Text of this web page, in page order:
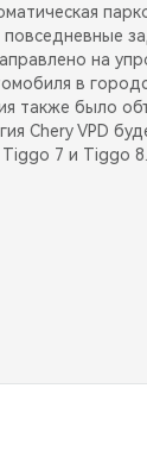
на
в
также было
Chery VPD
7 и Tiggo 8.